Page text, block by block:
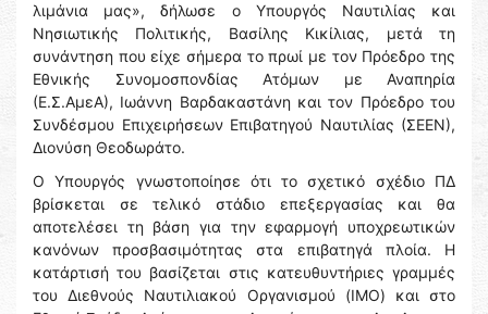
λιμάνια μας», δήλωσε ο Υπουργός Ναυτιλίας και
Νησιωτικής Πολιτικής, Βασίλης Κικίλιας, μετά τη
συνάντηση που είχε σήμερα το πρωί με τον Πρόεδρο της
Εθνικής Συνομοσπονδίας Ατόμων με Αναπηρία
(Ε.Σ.ΑμεΑ), Ιωάννη Βαρδακαστάνη και τον Πρόεδρο του
Συνδέσμου Επιχειρήσεων Επιβατηγού Ναυτιλίας (ΣΕΕΝ),
Διονύση Θεοδωράτο.
Ο Υπουργός γνωστοποίησε ότι το σχετικό σχέδιο ΠΔ
βρίσκεται σε τελικό στάδιο επεξεργασίας και θα
αποτελέσει τη βάση για την εφαρμογή υποχρεωτικών
κανόνων προσβασιμότητας στα επιβατηγά πλοία. Η
κατάρτισή του βασίζεται στις κατευθυντήριες γραμμές
του Διεθνούς Ναυτιλιακού Οργανισμού (IMO) και στο